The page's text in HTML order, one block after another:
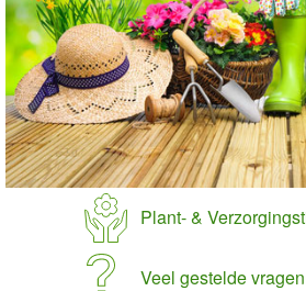
Plant- &
Veel gestelde